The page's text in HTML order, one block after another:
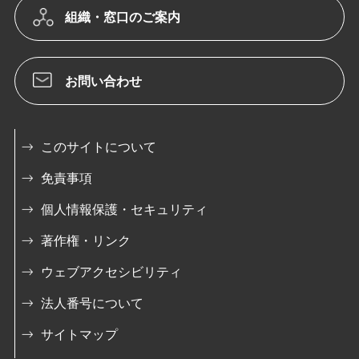
組織・窓口のご案内
お問い合わせ
このサイトについて
免責事項
個人情報保護・セキュリティ
著作権・リンク
ウェブアクセシビリティ
法人番号について
サイトマップ